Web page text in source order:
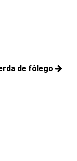
de fôlego